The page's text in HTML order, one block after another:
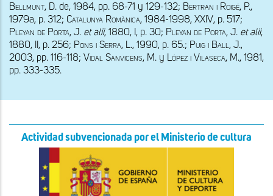
Bellmunt, D. de, 1984, pp. 68-71 y 129-132; Bertran i Roigé, P.,
1979a, p. 312; Catalunya Romànica, 1984-1998, XXIV, p. 517;
Pleyan de Porta, J. et alii, 1880, I, p. 30; Pleyan de Porta, J. et alii,
1880, II, p. 256; Pons i Serra, L., 1990, p. 65.; Puig i Ball, J.,
2003, pp. 116-118; Vidal Sanvicens, M. y
pp. 333-335.
Actividad subvencionada por el Ministerio de cultura